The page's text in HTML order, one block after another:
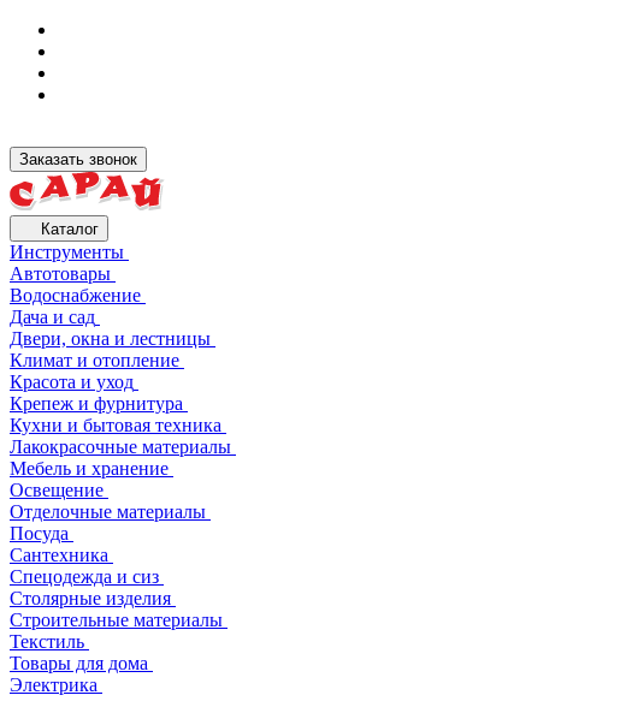
Заказать звонок
Каталог
Инструменты
Автотовары
Водоснабжение
Дача и сад
Двери, окна и лестницы
Климат и отопление
Красота и уход
Крепеж и фурнитура
Кухни и бытовая техника
Лакокрасочные материалы
Мебель и хранение
Освещение
Отделочные материалы
Посуда
Сантехника
Спецодежда и сиз
Столярные изделия
Строительные материалы
Текстиль
Товары для дома
Электрика